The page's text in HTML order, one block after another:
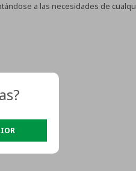
a las necesidades de